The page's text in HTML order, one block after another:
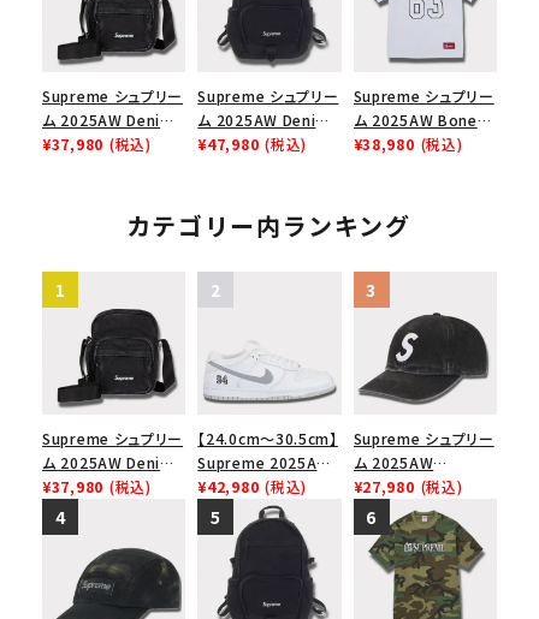
バーHTC フォールカ
Supreme シュプリー
ム 2025AW Denim
Shoulder Bag デニ
¥37,980 (税込)
Supreme シュプリー
ム 2025AW Denim
Backpack デニム バ
¥47,980 (税込)
Supreme シュプリー
ム 2025AW Bones
Football Jersey ボ
¥38,980 (税込)
カテゴリー内ランキング
Supreme シュプリー
ム 2025AW Denim
Shoulder Bag デニ
ム ショルダーバッグ
ブラック
¥37,980 (税込)
【24.0cm～30.5cm】
Supreme 2025AW
Nike SB Dunk Low
ナイキ SB ダンク ロ
ー スニーカー ホワイ
¥42,980 (税込)
Supreme シュプリー
ム 2025AW
Pigment Coated
2-Tone S Logo 6-
Panel Cap ピグメン
トコーテッド 2トーン
エスロゴ 6パネルキャ
ップ ブラック
¥27,980 (税込)